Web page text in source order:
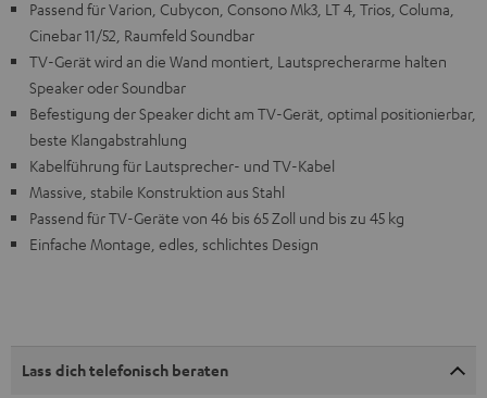
Passend für Varion, Cubycon, Consono Mk3, LT 4, Trios, Columa,
Cinebar 11/52, Raumfeld Soundbar
TV-Gerät wird an die Wand montiert, Lautsprecherarme halten
Speaker oder Soundbar
Befestigung der Speaker dicht am TV-Gerät, optimal positionierbar,
beste Klangabstrahlung
Kabelführung für Lautsprecher- und TV-Kabel
Massive, stabile Konstruktion aus Stahl
Passend für TV-Geräte von 46 bis 65 Zoll und bis zu 45 kg
Einfache Montage, edles, schlichtes Design
Lass dich telefonisch beraten